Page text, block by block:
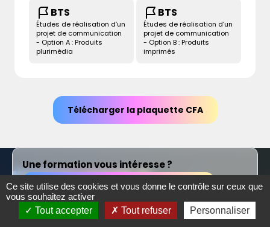
BTS
Études de réalisation d’un
projet de communication
- Option A : Produits
plurimédia
BTS
Études de réalisation d’un
projet de communication
- Option B : Produits
imprimés
Télécharger la plaquette CFA
MÉTIERSDELIMPRIMÉ.FR
Une filière de plus de 20 métiers qui recrutent.
Trouver ma formation
Une formation vous intéresse ?
Cliquez ici pour être
recontacté(e)
Ce site utilise des cookies et vous donne le contrôle sur ceux que
vous souhaitez activer
Tout accepter
Tout refuser Personnaliser